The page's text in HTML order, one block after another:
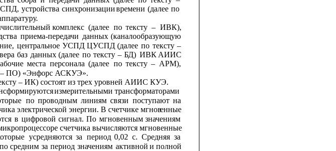
устройства синхронизациивремени (далее по
комплекс (далее по тексту – ИВК),
приема-передачи данных (каналообразующую
центральное УСПД ЦУСПД (далее по тексту –
баз данных (далее по тексту – БД) ИВК АИИС
места персонала (далее по тексту – АРМ),
– ПО) «Энфорс АСКУЭ».
– ИК) состоят из трех уровней АИИС КУЭ.
измерительными трансформаторами
по проводным линиям связи поступают на
электрической энергии. В счетчике мгновенные
в цифровой сигнал. По мгновенным значениям
счетчика вычисляются мгновенные
усредняются за период 0,02 с. Средняя за
по средним за период значениям активной и полной